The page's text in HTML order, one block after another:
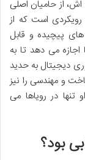
از حامیان اصلی
رویکردی است که از
های پیچیده و قابل
می دهد تا به
دیجیتال به حدید
و مهندسی را نیز
در رویاها می
بود؟